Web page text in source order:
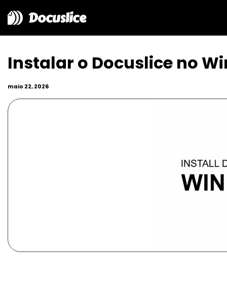
Docuslice
Instalar o Docuslice no
maio 22, 2026